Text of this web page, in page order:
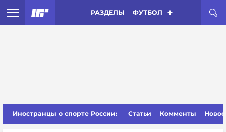
РАЗДЕЛЫ ФУТБОЛ
Иностранцы о спорте России: Статьи Комменты